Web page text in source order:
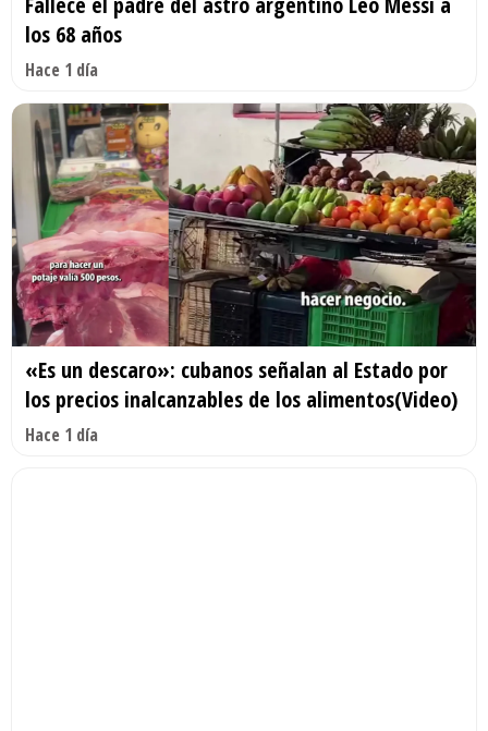
los 68 años
Hace 1 día
«Es un descaro»: cubanos señalan al Estado por
los precios inalcanzables de los alimentos(Video)
Hace 1 día